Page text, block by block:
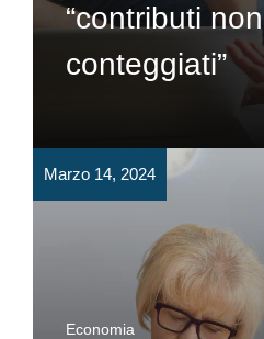
“contributi non
conteggiati”
Marzo 14, 2024
Economia